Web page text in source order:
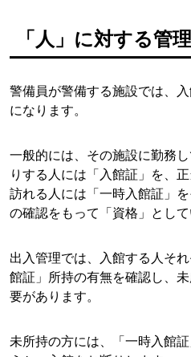
「人」に対する管理
警備員が警備する施設では、
になります。
一般的には、その施設に勤務
りする人には「入館証」を、
訪れる人には「一時入館証」
の確認をもって「資格」として
出入管理では、入館する人そ
館証」所持の有無を確認し、
要があります。
未所持の方には、「一時入館